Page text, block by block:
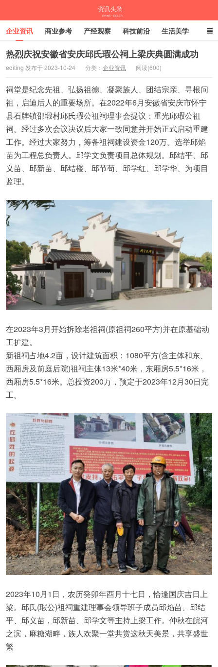
企业资讯 商业参考 产经观察 科技前沿 生活美学
时尚潮流 母婴亲子 专栏
热烈庆祝安徽省安庆邱氏瑕公祠上梁庆典圆满成功
editing 发布于 2023-10-24 分类： 企业资讯 阅读(600)
祠堂是纪念先祖、弘扬祖德、凝聚族人、团结宗亲、寻根问
祖，启迪后人的重要场所。在2022年6月安徽省安庆市怀宁
县石牌镇邵塅村邱氏瑕公祖祠理事会提议：重光邱瑕公祖
祠。经过多次会议决议后大家一致同意并开始正式启动重建
工作。经过大家努力，筹备祖祠建设资金120万。选举邱焰
苗为工程总负责人。邱学文负责项目总体规划。邱结平、邱
义苗、邱新苗、邱结楼、邱节苟、邱学红、邱学华、为项目
监理。
在2023年3月开始拆除老祖祠(原祖祠260平方)并在原基础动
工扩建。
新祖祠占地4.2亩，设计建筑面积：1080平方(含主体和东、
西厢房及前庭后院)祖祠主体13米*40米，东厢房5.5*16米，
西厢房5.5*16米。总投资200万，预定于2023年12月30日完
工。
2023年10月1日，农历癸卯年酉月十七日，恰逢国庆吉日上
梁。邱氏(瑕公)祖祠重建理事会领导班子成员邱焰苗、邱结
平、邱义苗，邱新苗、邱学文等主持上梁工作。仲秋在皖河
之滨，麻糖湖畔，族人欢聚一堂共赏这秋天美景，共享盛世
繁